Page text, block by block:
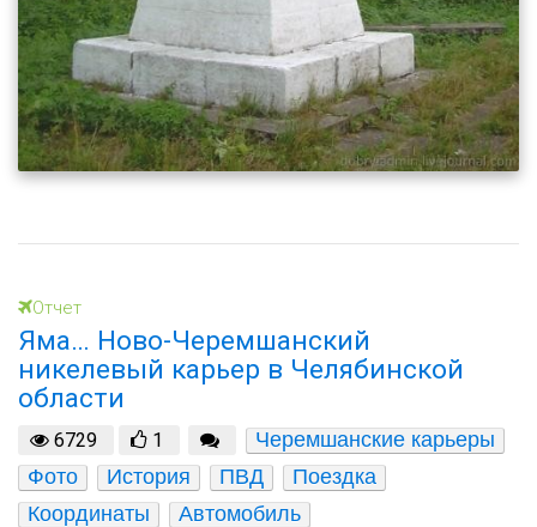
Отчет
Яма… Ново-Черемшанский
никелевый карьер в Челябинской
области
6729 1
Черемшанские карьеры
Фото
История ПВД
Поездка
Координаты
Автомобиль